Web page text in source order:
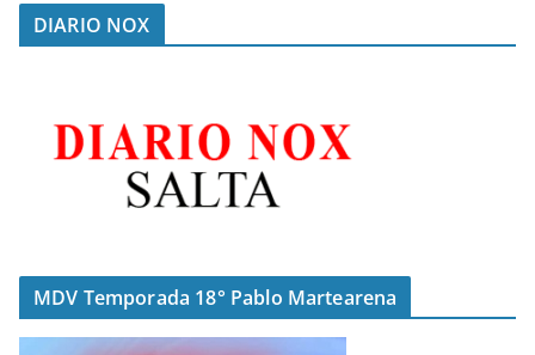
DIARIO NOX
MDV Temporada 18° Pablo Martearena